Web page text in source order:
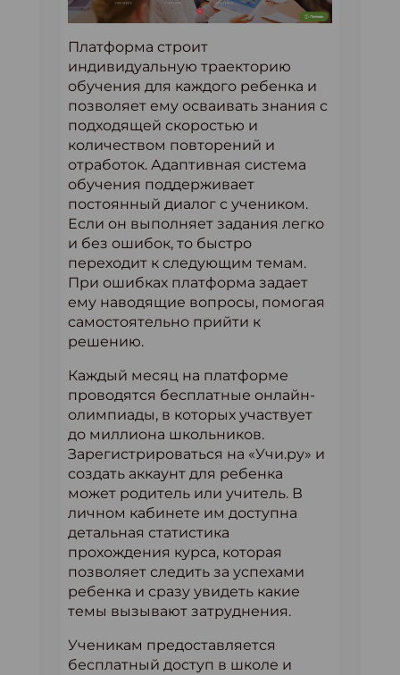
Платформа строит
индивидуальную траекторию
обучения для каждого ребенка и
позволяет ему осваивать знания с
подходящей скоростью и
количеством повторений и
отработок. Адаптивная система
обучения поддерживает
постоянный диалог с учеником.
Если он выполняет задания легко
и без ошибок, то быстро
переходит к следующим темам.
При ошибках платформа задает
ему наводящие вопросы, помогая
самостоятельно прийти к
решению.
Каждый месяц на платформе
проводятся бесплатные онлайн-
олимпиады, в которых участвует
до миллиона школьников.
Зарегистрироваться на «Учи.ру» и
создать аккаунт для ребенка
может родитель или учитель. В
личном кабинете им доступна
детальная статистика
прохождения курса, которая
позволяет следить за успехами
ребенка и сразу увидеть какие
темы вызывают затруднения.
Ученикам предоставляется
бесплатный доступ в школе и